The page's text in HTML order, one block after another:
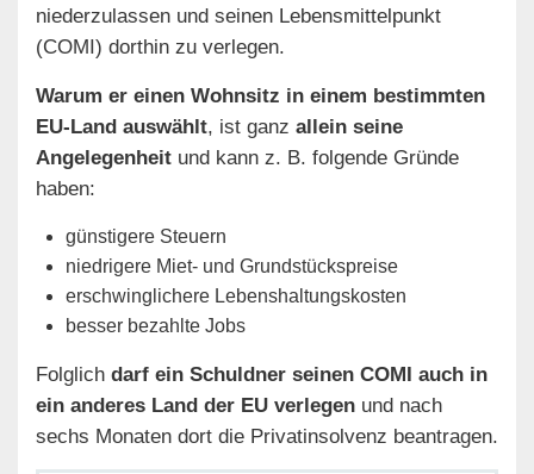
niederzulassen und seinen Lebensmittelpunkt
(COMI) dorthin zu verlegen.
Warum er einen Wohnsitz in einem bestimmten
EU-Land auswählt, ist ganz allein seine
Angelegenheit und kann z. B. folgende Gründe
haben:
günstigere Steuern
niedrigere Miet- und Grundstückspreise
erschwinglichere Lebenshaltungskosten
besser bezahlte Jobs
Folglich darf ein Schuldner seinen COMI auch in
ein anderes Land der EU verlegen und nach
sechs Monaten dort die Privatinsolvenz beantragen.